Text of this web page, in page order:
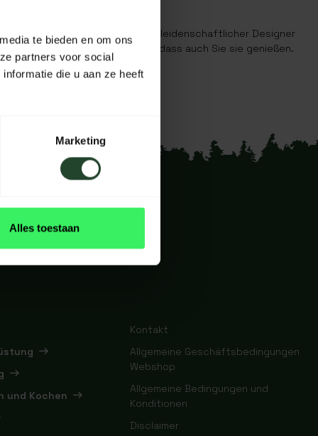
te bieden en om ons
partners voor social
die u aan ze heeft
Marketing
Alles toestaan
wird von unserem Team leidenschaftlicher Designer
benutzen und weil sie wollen, dass auch Sie sie genießen.
standzuhalten.
und Kochen
Kontakt
Allgemeine Geschäftsbedingungen
Webshop
Allgemeine Bedingungen und
Konditionen
Disclaimer